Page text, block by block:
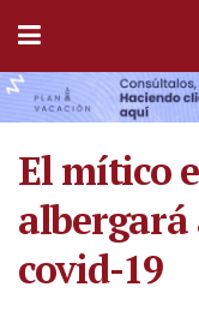
El mítico
albergará
covid-19